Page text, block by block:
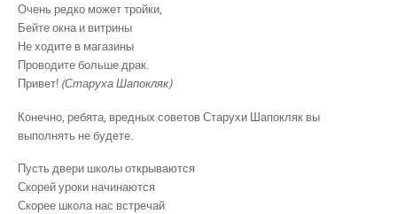
Очень редко может тройки,
Бейте окна и витрины
Не ходите в магазины
Проводите больше драк.
Привет! (Старуха Шапокляк)
Конечно, ребята, вредных советов Старухи Шапокляк вы
выполнять не будете.
Пусть двери школы открываются
Скорей уроки начинаются
Скорее школа нас встречай